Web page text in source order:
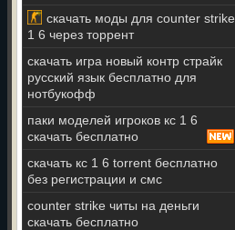
скачать моды для counter strike
1 6 через торрент
скачать игра новый контр страйк
русский язык бесплатно для
нотбукофф
паки моделей игроков кс 1 6
скачать бесплатно
скачать кс 1 6 torrent бесплатно
без регистрации и смс
counter strike читы на деньги
скачать бесплатно